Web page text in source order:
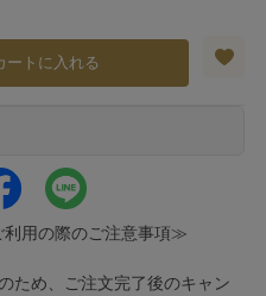
ートに入れる
用の際のご注意事項≫
ため、ご注文完了後のキャン